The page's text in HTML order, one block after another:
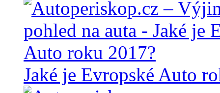
Jaké je Evropské Auto